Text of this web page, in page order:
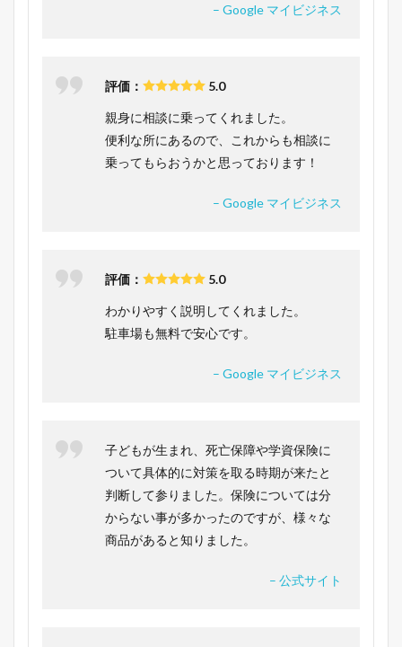
– Google マイビジネス
評価： 5.0
親身に相談に乗ってくれました。
便利な所にあるので、これからも相談に
乗ってもらおうかと思っております！
– Google マイビジネス
評価： 5.0
わかりやすく説明してくれました。
駐車場も無料で安心です。
– Google マイビジネス
子どもが生まれ、死亡保障や学資保険に
ついて具体的に対策を取る時期が来たと
判断して参りました。保険については分
からない事が多かったのですが、様々な
商品があると知りました。
– 公式サイト